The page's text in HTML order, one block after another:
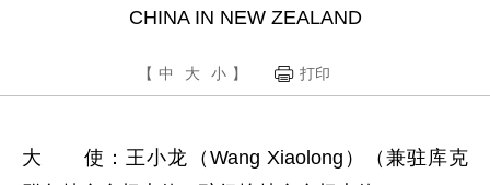
CHINA IN NEW ZEALAND
【 中 大 小 】 打印
大 使：王小龙（Wang Xiaolong）（兼驻库克